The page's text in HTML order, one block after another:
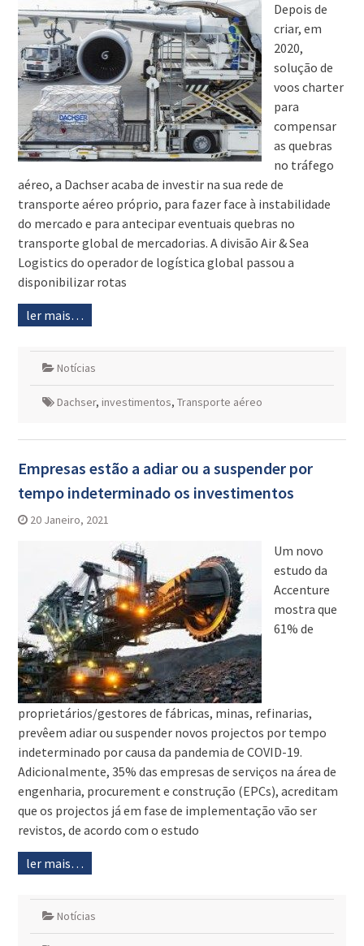
Depois de
criar, em
2020,
solução de
voos charter
para
compensar
as quebras
no tráfego
aéreo, a Dachser acaba de investir na sua rede de
transporte aéreo próprio, para fazer face à instabilidade
do mercado e para antecipar eventuais quebras no
transporte global de mercadorias. A divisão Air & Sea
Logistics do operador de logística global passou a
disponibilizar rotas
ler mais…
Notícias
Dachser, investimentos, Transporte aéreo
Empresas estão a adiar ou a suspender por
tempo indeterminado os investimentos
20 Janeiro, 2021
Um novo
estudo da
Accenture
mostra que
61% de
proprietários/gestores de fábricas, minas, refinarias,
prevêem adiar ou suspender novos projectos por tempo
indeterminado por causa da pandemia de COVID-19.
Adicionalmente, 35% das empresas de serviços na área de
engenharia, procurement e construção (EPCs), acreditam
que os projectos já em fase de implementação vão ser
revistos, de acordo com o estudo
ler mais…
Notícias